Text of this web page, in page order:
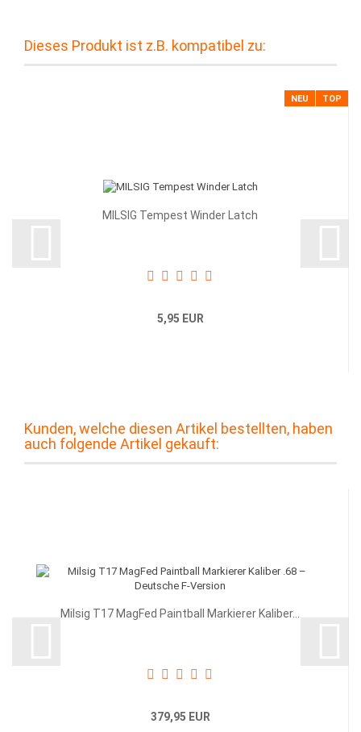
Dieses Produkt ist z.B. kompatibel zu:
NEU TOP
MILSIG Tempest Winder Latch
5,95 EUR
Kunden, welche diesen Artikel bestellten, haben
auch folgende Artikel gekauft:
Milsig T17 MagFed Paintball Markierer Kaliber...
379,95 EUR